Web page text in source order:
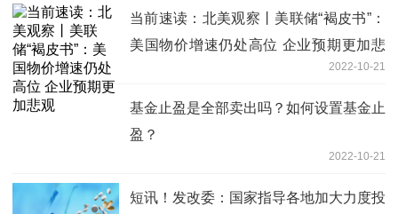
当前速读：北美观察丨美联储“褐皮书”：
美国物价增速仍处高位 企业预期更加悲
2022-10-21
基金止盈是全部卖出吗？如何设置基金止
盈？
2022-10-21
短讯！发改委：国家指导各地加大力度投